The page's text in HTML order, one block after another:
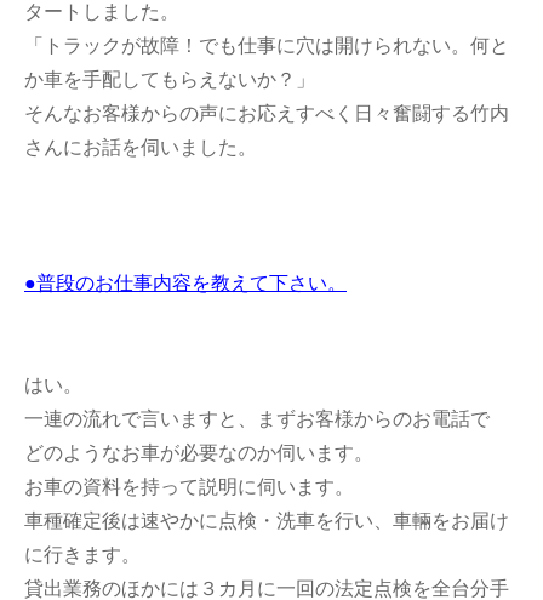
タートしました。
「トラックが故障！でも仕事に穴は開けられない。何と
か車を手配してもらえないか？」
そんなお客様からの声にお応えすべく日々奮闘する竹内
さんにお話を伺いました。
●普段のお仕事内容を教えて下さい。
はい。
一連の流れで言いますと、まずお客様からのお電話で
どのようなお車が必要なのか伺います。
お車の資料を持って説明に伺います。
車種確定後は速やかに点検・洗車を行い、車輛をお届け
に行きます。
貸出業務のほかには３カ月に一回の法定点検を全台分手